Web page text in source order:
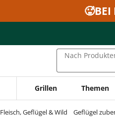
🥵BEI
Nach
Grillen Themen
Fleisch, Geflügel & Wild Geflügel